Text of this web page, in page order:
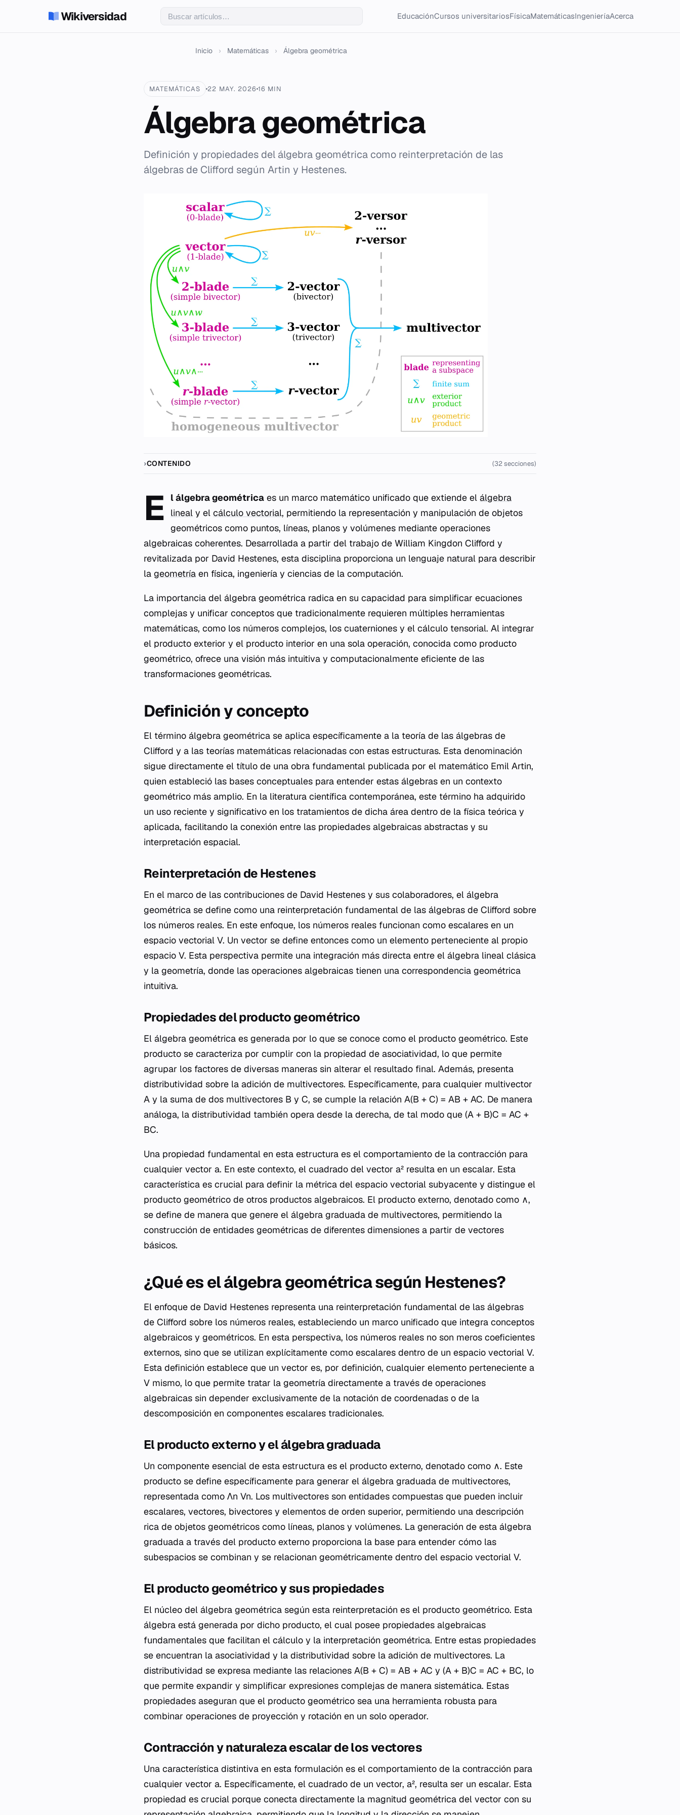
Wikiversidad EducaciónCursos universitariosFísicaMatemáticasIngenieríaAcerca
Inicio › Matemáticas › Álgebra geométrica
MATEMÁTICAS 22 MAY. 2026 16 MIN
Álgebra geométrica
Definición y propiedades del álgebra geométrica como reinterpretación de las
álgebras de Clifford según Artin y Hestenes.
CONTENIDO (32 secciones)
E l álgebra geométrica es un marco matemático unificado que extiende elálgebra
lineal y elcálculo vectorial, permitiendo la representación y manipulación de objetos
geométricos como puntos, líneas, planos y volúmenes mediante operaciones
algebraicas coherentes. Desarrollada a partir del trabajo de William Kingdon Clifford y
revitalizada por David Hestenes, esta disciplina proporciona un lenguaje natural para describir
la geometría en física, ingeniería y ciencias de la computación.
La importancia del álgebra geométrica radica en su capacidad para simplificar ecuaciones
complejas y unificar conceptos que tradicionalmente requieren múltiples herramientas
matemáticas, como los números complejos, los cuaterniones y el cálculo tensorial. Al integrar
el producto exterior y el producto interior en una sola operación, conocida como producto
geométrico, ofrece una visión más intuitiva y computacionalmente eficiente de las
transformaciones geométricas.
Definición y concepto
El término álgebra geométrica se aplica específicamente a la teoría de las álgebras de
Clifford y a las teorías matemáticas relacionadas con estas estructuras. Esta denominación
sigue directamente el título de una obra fundamental publicada por el matemático Emil Artin,
quien estableció las bases conceptuales para entender estas álgebras en un contexto
geométrico más amplio. En la literatura científica contemporánea, este término ha adquirido
un uso reciente y significativo en los tratamientos de dicha área dentro de la física teórica y
aplicada, facilitando la conexión entre las propiedades algebraicas abstractas y su
interpretación espacial.
Reinterpretación de Hestenes
En el marco de las contribuciones de David Hestenes y sus colaboradores, el álgebra
geométrica se define como una reinterpretación fundamental de las álgebras de Clifford sobre
los números reales. En este enfoque, los números reales funcionan como escalares en un
espacio vectorial V. Un vector se define entonces como un elemento perteneciente al propio
espacio V. Esta perspectiva permite una integración más directa entre el álgebra lineal clásica
y la geometría, donde las operaciones algebraicas tienen una correspondencia geométrica
intuitiva.
Propiedades del producto geométrico
El álgebra geométrica es generada por lo que se conoce como el producto geométrico. Este
producto se caracteriza por cumplir con la propiedad de asociatividad, lo que permite
agrupar los factores de diversas maneras sin alterar el resultado final. Además, presenta
distributividad sobre la adición de multivectores. Específicamente, para cualquier multivector
A y la suma de dos multivectores B y C, se cumple la relación A(B + C) = AB + AC. De manera
análoga, la distributividad también opera desde la derecha, de tal modo que (A + B)C = AC +
BC.
Una propiedad fundamental en esta estructura es el comportamiento de la contracción para
cualquier vector a. En este contexto, el cuadrado del vector a² resulta en un escalar. Esta
característica es crucial para definir la métrica del espacio vectorial subyacente y distingue el
producto geométrico de otros productos algebraicos. El producto externo, denotado como ∧,
se define de manera que genere el álgebra graduada de multivectores, permitiendo la
construcción de entidades geométricas de diferentes dimensiones a partir de vectores
básicos.
¿Qué es el álgebra geométrica según Hestenes?
El enfoque de David Hestenes representa una reinterpretación fundamental de las álgebras
de Clifford sobre los números reales, estableciendo un marco unificado que integra conceptos
algebraicos y geométricos. En esta perspectiva, los números reales no son meros coeficientes
externos, sino que se utilizan explícitamente como escalares dentro de un espacio vectorial V.
Esta definición establece que un vector es, por definición, cualquier elemento perteneciente a
V mismo, lo que permite tratar la geometría directamente a través de operaciones
algebraicas sin depender exclusivamente de la notación de coordenadas o de la
descomposición en componentes escalares tradicionales.
El producto externo y el álgebra graduada
Un componente esencial de esta estructura es el producto externo, denotado como ∧. Este
producto se define específicamente para generar el álgebra graduada de multivectores,
representada como Λn Vn. Los multivectores son entidades compuestas que pueden incluir
escalares, vectores, bivectores y elementos de orden superior, permitiendo una descripción
rica de objetos geométricos como líneas, planos y volúmenes. La generación de esta álgebra
graduada a través del producto externo proporciona la base para entender cómo las
subespacios se combinan y se relacionan geométricamente dentro del espacio vectorial V.
El producto geométrico y sus propiedades
El núcleo del álgebra geométrica según esta reinterpretación es el producto geométrico. Esta
álgebra está generada por dicho producto, el cual posee propiedades algebraicas
fundamentales que facilitan el cálculo y la interpretación geométrica. Entre estas propiedades
se encuentran la asociatividad y la distributividad sobre la adición de multivectores. La
distributividad se expresa mediante las relaciones A(B + C) = AB + AC y (A + B)C = AC + BC, lo
que permite expandir y simplificar expresiones complejas de manera sistemática. Estas
propiedades aseguran que el producto geométrico sea una herramienta robusta para
combinar operaciones de proyección y rotación en un solo operador.
Contracción y naturaleza escalar de los vectores
Una característica distintiva en esta formulación es el comportamiento de la contracción para
cualquier vector a. Específicamente, el cuadrado de un vector, a², resulta ser un escalar. Esta
propiedad es crucial porque conecta directamente la magnitud geométrica del vector con su